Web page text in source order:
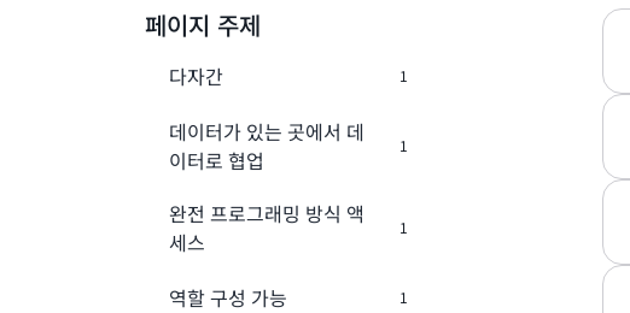
페이지 주제
다자간 1
데이터가 있는 곳에서 데
이터로 협업
1
완전 프로그래밍 방식 액
세스
1
역할 구성 가능 1